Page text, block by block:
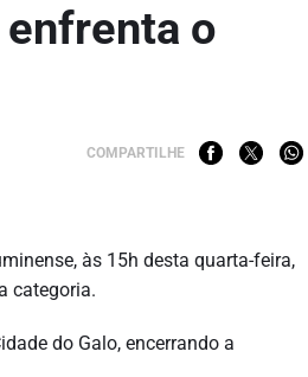
o
COMPARTILHE
às 15h desta quarta-feira,
categoria.
do Galo, encerrando a